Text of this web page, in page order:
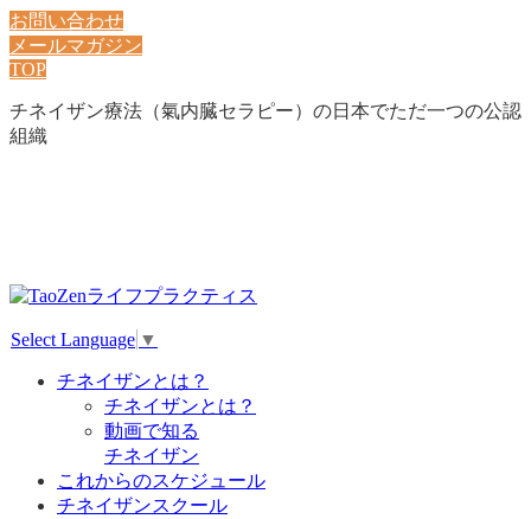
お問い合わせ
メールマガジン
TOP
チネイザン療法（氣内臓セラピー）の日本でただ一つの公認
組織
Select Language ▼
チネイザンとは？
チネイザンとは？
動画で知る
チネイザン
これからのスケジュール
チネイザンスクール